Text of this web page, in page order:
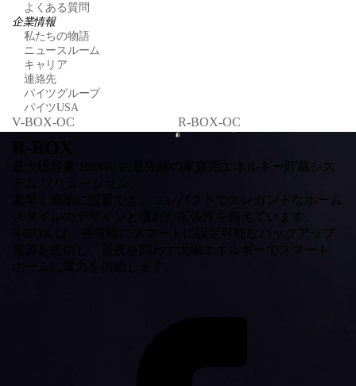
よくある質問
企業情報
私たちの物語
ニュースルーム
キャリア
連絡先
パイツグループ
パイツUSA
V-BOX-OC R-BOX-OC
最大総容量 10kWh の最先端の家庭用エネルギー貯蔵シス
素早く簡単に設置でき、コンパクトでエレガントなホーム
スタイルのデザインと優れた拡張性を備えています。
R-BOX は、停電時にスマートに設定可能なバックアップ
電源を提供し、昼夜を問わず太陽エネルギーでスマート